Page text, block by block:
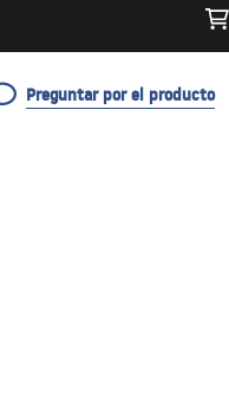
Preguntar por el producto